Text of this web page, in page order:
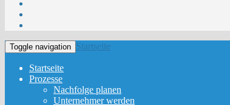
Toggle navigation Startseite
Startseite
Prozesse
Nachfolge planen
Unternehmer werden